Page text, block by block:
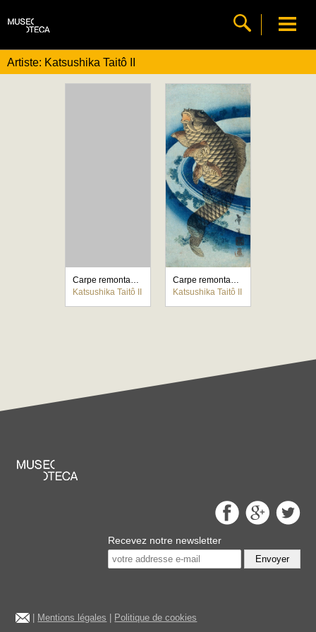
Artiste: Katsushika Taitô II
Carpe remontant le courant
Katsushika Taitô II
Carpe remontant le courant
Katsushika Taitô II
Recevez notre newsletter
Envoyer
Mentions légales Politique de cookies